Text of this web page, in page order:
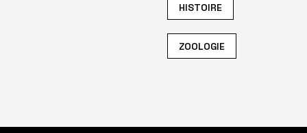
HISTOIRE
ZOOLOGIE